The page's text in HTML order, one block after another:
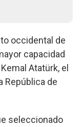
occidental de
capacidad
Atatürk, el
República de
seleccionado